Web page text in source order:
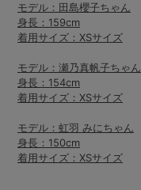
モデル：田島櫻子ちゃん
身長：159cm
着用サイズ：XSサイズ
モデル：瀬乃真帆子ちゃん
身長：154cm
着用サイズ：XSサイズ
モデル：虹羽 みにちゃん
身長：150cm
着用サイズ：XSサイズ